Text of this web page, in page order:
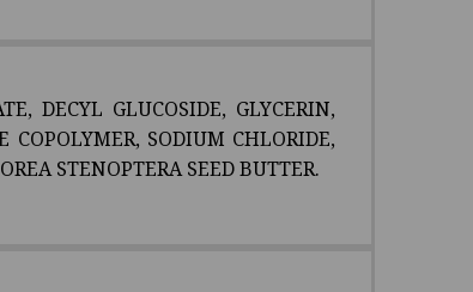
DECYL GLUCOSIDE, GLYCERIN,
COPOLYMER, SODIUM CHLORIDE,
STENOPTERA SEED BUTTER.